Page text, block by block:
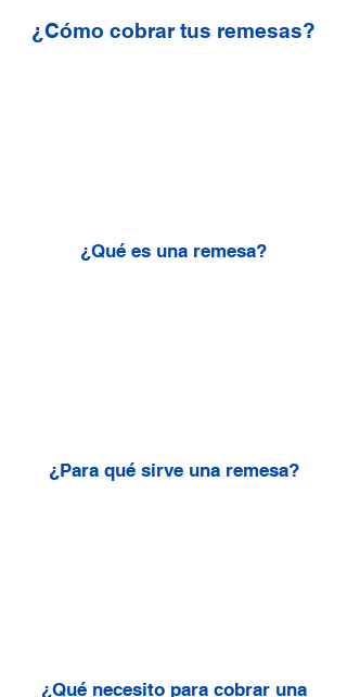
¿Cómo cobrar tus remesas?
¿Qué es una remesa?
¿Para qué sirve una remesa?
¿Qué necesito para cobrar una